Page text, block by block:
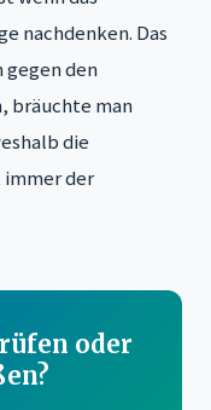
nachdenken. Das
gegen den
bräuchte man
die
der
oder